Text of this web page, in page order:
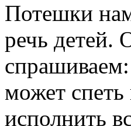
Потешки
речь
может
исполнить